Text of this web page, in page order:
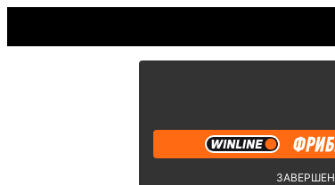
ЗАВЕРШЕН